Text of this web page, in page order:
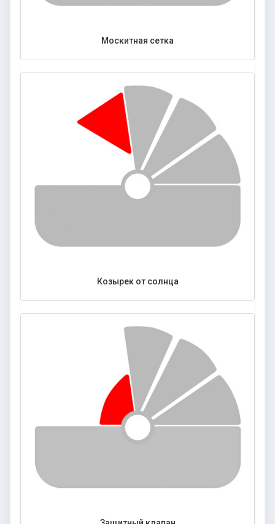
Москитная сетка
Козырек от солнца